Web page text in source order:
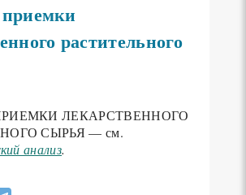
растительного
ЛЕКАРСТВЕННОГО
СЫРЬЯ — см.
анализ.